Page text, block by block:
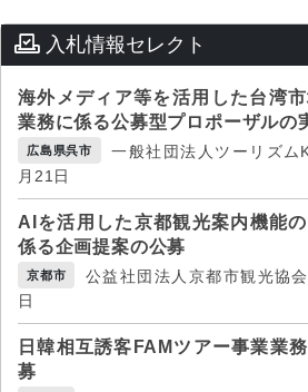
入札情報セレクト
海外メディア等を活用した台湾
業務に係る公募型プロポーザルの
広島県呉市
一般社団法人ツーリズ
月21日
AIを活用した京都観光案内機能
係る企画提案の公募
京都市
公益社団法人京都市観光協
日
日韓相互誘客FAMツアー事業業
募